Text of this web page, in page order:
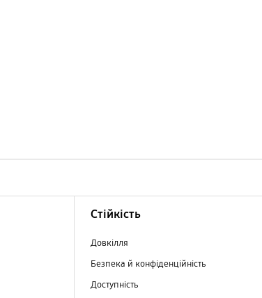
Стійкість
Довкілля
Безпека й конфіденційність
Доступність